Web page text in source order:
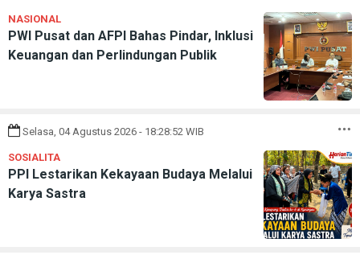
NASIONAL
PWI Pusat dan AFPI Bahas Pindar, Inklusi
Keuangan dan Perlindungan Publik
Selasa, 04 Agustus 2026 - 18:28:52 WIB
SOSIALITA
PPI Lestarikan Kekayaan Budaya Melalui
Karya Sastra